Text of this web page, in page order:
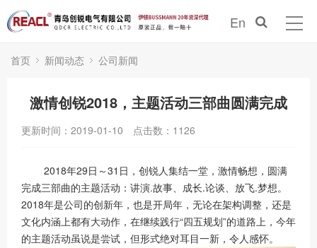
En
首页 新闻动态 公司新闻
激情创锐2018，主题活动三部曲圆满完成
更新时间：2019-01-10 点击数： 1126
2018年29日～31日，创锐人集结一堂，激情畅想，圆满
完成三部曲的主题活动：讲演.故事、成长.论谈、放飞.梦想。
2018年是公司的创新年，也是开局年，无论在架构调整，还是
文化内涵上都有大动作，在继续践行“四五规划”的道路上，今年
的主题活动虽说是尝试，但形式绝对耳目一新，令人感怀。